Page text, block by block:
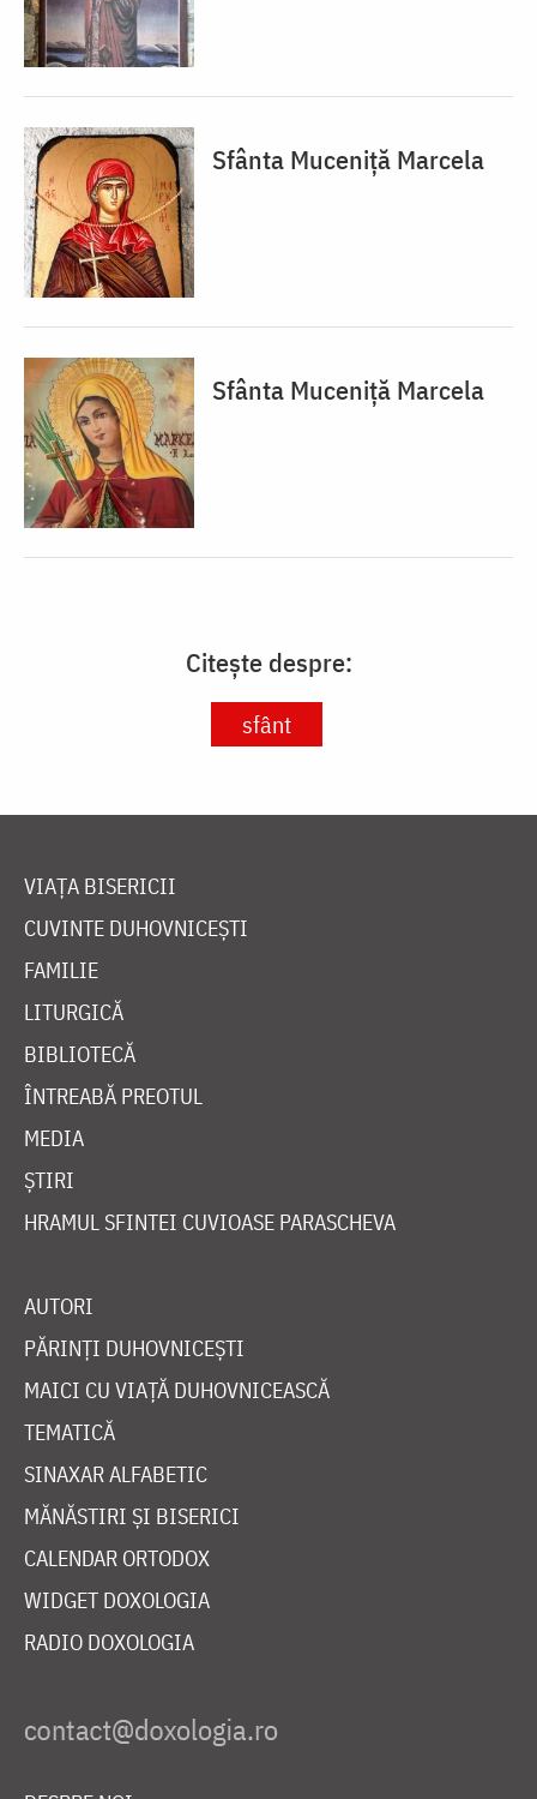
Sfânta Muceniță Marcela
Sfânta Muceniță Marcela
Citește despre:
sfânt
VIAȚA BISERICII
CUVINTE DUHOVNICEȘTI
FAMILIE
LITURGICĂ
BIBLIOTECĂ
ÎNTREABĂ PREOTUL
MEDIA
ȘTIRI
HRAMUL SFINTEI CUVIOASE PARASCHEVA
AUTORI
PĂRINȚI DUHOVNICEȘTI
MAICI CU VIAȚĂ DUHOVNICEASCĂ
TEMATICĂ
SINAXAR ALFABETIC
MĂNĂSTIRI ȘI BISERICI
CALENDAR ORTODOX
WIDGET DOXOLOGIA
RADIO DOXOLOGIA